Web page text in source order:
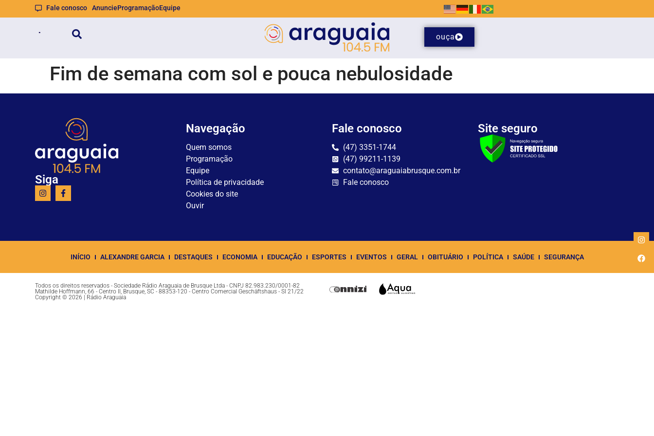
Fale conosco AnuncieProgramaçãoEquipe
ouça
Fim de semana com sol e pouca nebulosidade
Siga
Navegação
Quem somos
Programação
Equipe
Política de privacidade
Cookies do site
Ouvir
Fale conosco
(47) 3351-1744
(47) 99211-1139
contato@araguaiabrusque.com.br
Fale conosco
Site seguro
INÍCIO ALEXANDRE GARCIA DESTAQUES ECONOMIA EDUCAÇÃO ESPORTES EVENTOS GERAL OBITUÁRIO POLÍTICA SAÚDE SEGURANÇA
Todos os direitos reservados - Sociedade Rádio Araguaia de Brusque Ltda - CNPJ 82.983.230/0001-82
Mathilde Hoffmann, 66 - Centro II, Brusque, SC - 88353-120 - Centro Comercial Geschäftshaus - Sl 21/22
Copyright © 2026 | Rádio Araguaia